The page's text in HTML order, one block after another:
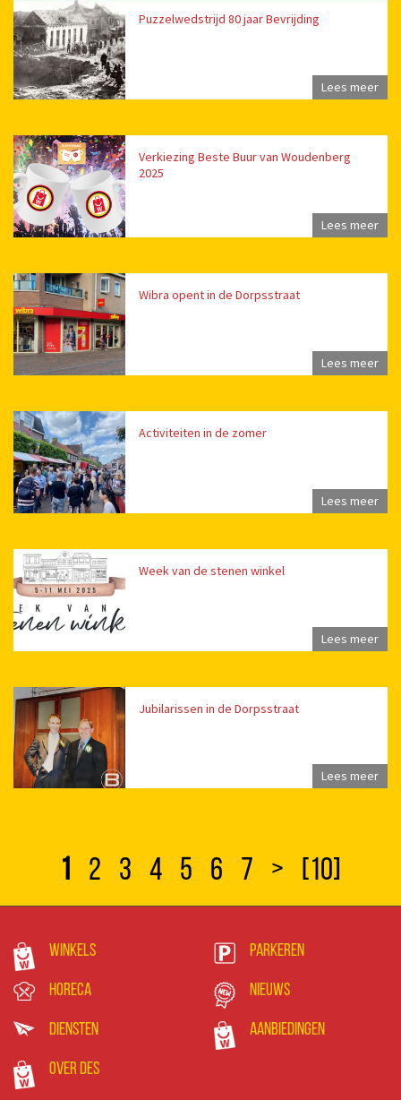
Puzzelwedstrijd 80 jaar Bevrijding
Lees meer
Verkiezing Beste Buur van Woudenberg
2025
Lees meer
Wibra opent in de Dorpsstraat
Lees meer
Activiteiten in de zomer
Lees meer
Week van de stenen winkel
Lees meer
Jubilarissen in de Dorpsstraat
Lees meer
1 2 3 4 5 6 7 > [10]
Winkels
Horeca
Diensten
Parkeren
Nieuws
Aanbiedingen
Over DES